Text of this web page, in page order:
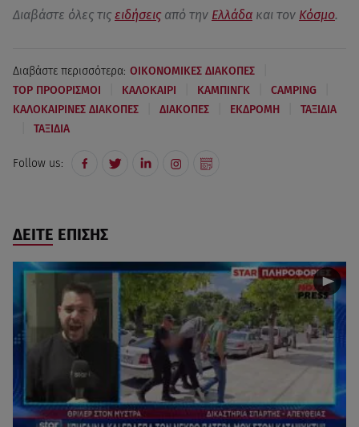
Διαβάστε όλες τις ειδήσεις από την Ελλάδα και τον Κόσμο.
Διαβάστε περισσότερα: ΟΙΚΟΝΟΜΙΚΕΣ ΔΙΑΚΟΠΕΣ
TOP ΠΡΟΟΡΙΣΜΟΙ ΚΑΛΟΚΑΙΡΙ ΚΑΜΠΙΝΓΚ CAMPING
ΚΑΛΟΚΑΙΡΙΝΕΣ ΔΙΑΚΟΠΕΣ ΔΙΑΚΟΠΕΣ ΕΚΔΡΟΜΗ ΤΑΞΙΔΙΑ
ΤΑΞΙΔΙΑ
Follow us:
ΔΕΙΤΕ ΕΠΙΣΗΣ